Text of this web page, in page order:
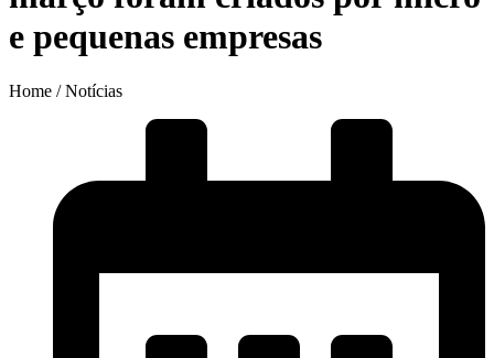
e pequenas empresas
Home / Notícias